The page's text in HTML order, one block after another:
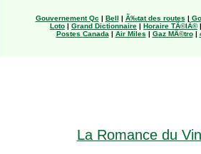
Gouvernement Qc | Bell | Ã‰tat des routes |
Loto | Grand Dictionnaire | Horaire TÃ©lÃ©
Postes Canada | Air Miles | Gaz MÃ©tro|
La Romance du Vin